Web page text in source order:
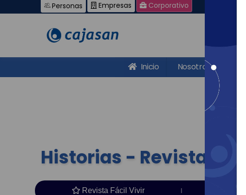
Personas Empresas Corporativo
Inicio Nosotros
Historias - Revista
Revista Fácil Vivir